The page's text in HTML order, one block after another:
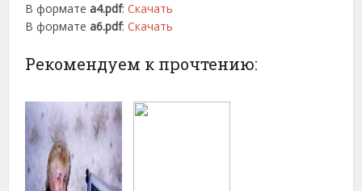
В форматеa4.pdf:Скачать
В форматеa6.pdf:Скачать
Рекомендуем к прочтению: